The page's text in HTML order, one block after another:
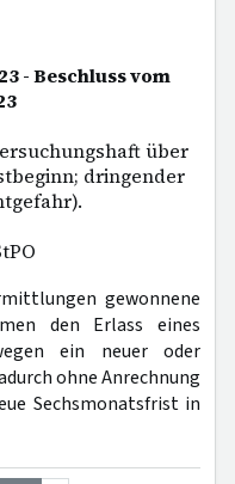
- Beschluss vom
über
dringender
gewonnene
den Erlass eines
ein neuer oder
ohne Anrechnung
Sechsmonatsfrist in